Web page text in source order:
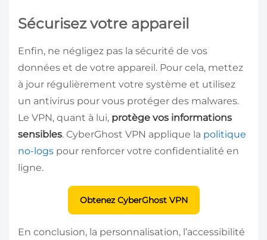
Sécurisez votre appareil
Enfin, ne négligez pas la sécurité de vos
données et de votre appareil. Pour cela, mettez
à jour régulièrement votre système et utilisez
un antivirus pour vous protéger des malwares.
Le VPN, quant à lui, protège vos informations
sensibles. CyberGhost VPN applique la politique
no-logs pour renforcer votre confidentialité en
ligne.
Obtenez CyberGhost VPN
En conclusion, la personnalisation, l’accessibilité